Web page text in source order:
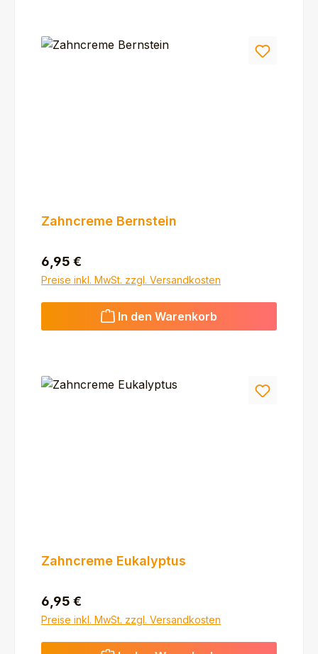
Zahncreme Bernstein
Regulärer Preis:
6,95 €
Preise inkl. MwSt. zzgl. Versandkosten
In den Warenkorb
Zahncreme Eukalyptus
Regulärer Preis:
6,95 €
Preise inkl. MwSt. zzgl. Versandkosten